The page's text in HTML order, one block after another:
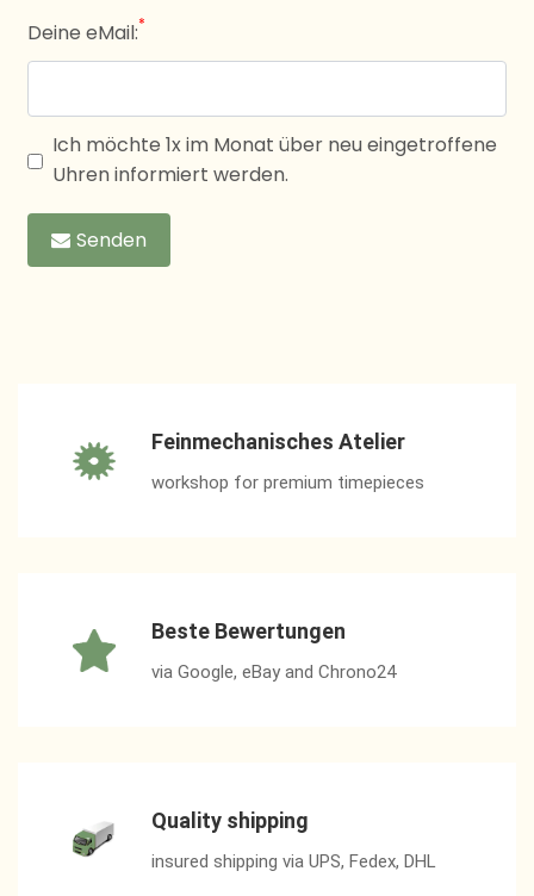
Deine eMail:*
Ich möchte 1x im Monat über neu eingetroffene
Uhren informiert werden.
Senden
Feinmechanisches Atelier
workshop for premium timepieces
Beste Bewertungen
via Google, eBay and Chrono24
Quality shipping
insured shipping via UPS, Fedex, DHL